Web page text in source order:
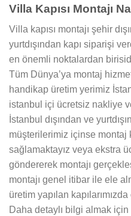
Villa Kapısı Montajı
Villa kapısı montajı şehir
yurtdışından kapı siparişi
en önemli noktalardan
Tüm Dünya’ya montaj
handikap üretim yerimiz
istanbul içi ücretsiz nakliye
İstanbul dışından ve
müşterilerimiz içinse
sağlamaktayız veya ekstra
göndererek montajı
montajı genel itibar ile ele
üretim yapılan
Daha detaylı bilgi almak